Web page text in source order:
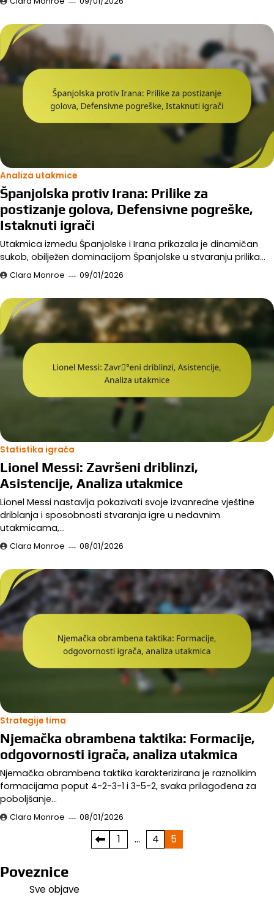
Analiza utakmice
Španjolska protiv Irana: Prilike za
postizanje golova, Defensivne pogreške,
Istaknuti igrači
Utakmica između Španjolske i Irana prikazala je dinamičan
sukob, obilježen dominacijom Španjolske u stvaranju prilika…
Clara Monroe 09/01/2026
Statistika igrača
Lionel Messi: Završeni driblinzi,
Asistencije, Analiza utakmice
Lionel Messi nastavlja pokazivati svoje izvanredne vještine
driblanja i sposobnosti stvaranja igre u nedavnim
utakmicama,…
Clara Monroe 08/01/2026
Strategije tima
Njemačka obrambena taktika: Formacije,
odgovornosti igrača, analiza utakmica
Njemačka obrambena taktika karakterizirana je raznolikim
formacijama poput 4-2-3-1 i 3-5-2, svaka prilagođena za
poboljšanje…
Clara Monroe 08/01/2026
1 … 4 5
Poveznice
Sve objave